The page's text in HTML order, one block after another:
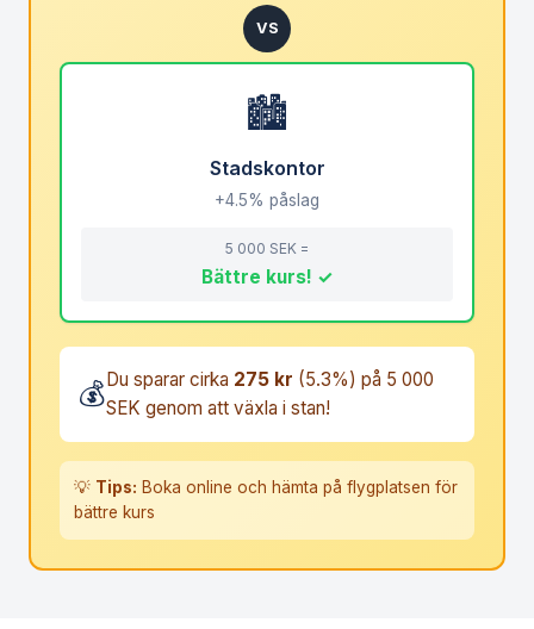
VS
🏙️
Stadskontor
+4.5% påslag
5 000 SEK =
Bättre kurs! ✓
💰Du sparar cirka 275 kr (5.3%) på 5 000
SEK genom att växla i stan!
💡 Tips: Boka online och hämta på flygplatsen för
bättre kurs